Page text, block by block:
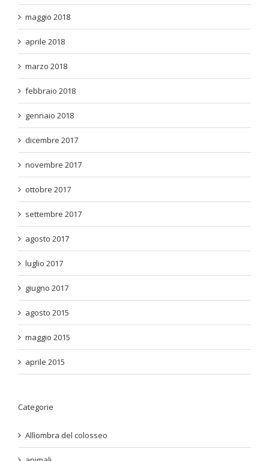
maggio 2018
aprile 2018
marzo 2018
febbraio 2018
gennaio 2018
dicembre 2017
novembre 2017
ottobre 2017
settembre 2017
agosto 2017
luglio 2017
giugno 2017
agosto 2015
maggio 2015
aprile 2015
Categorie
Allìombra del colosseo